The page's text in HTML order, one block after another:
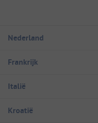
Nederland
Frankrijk
Italië
Kroatië